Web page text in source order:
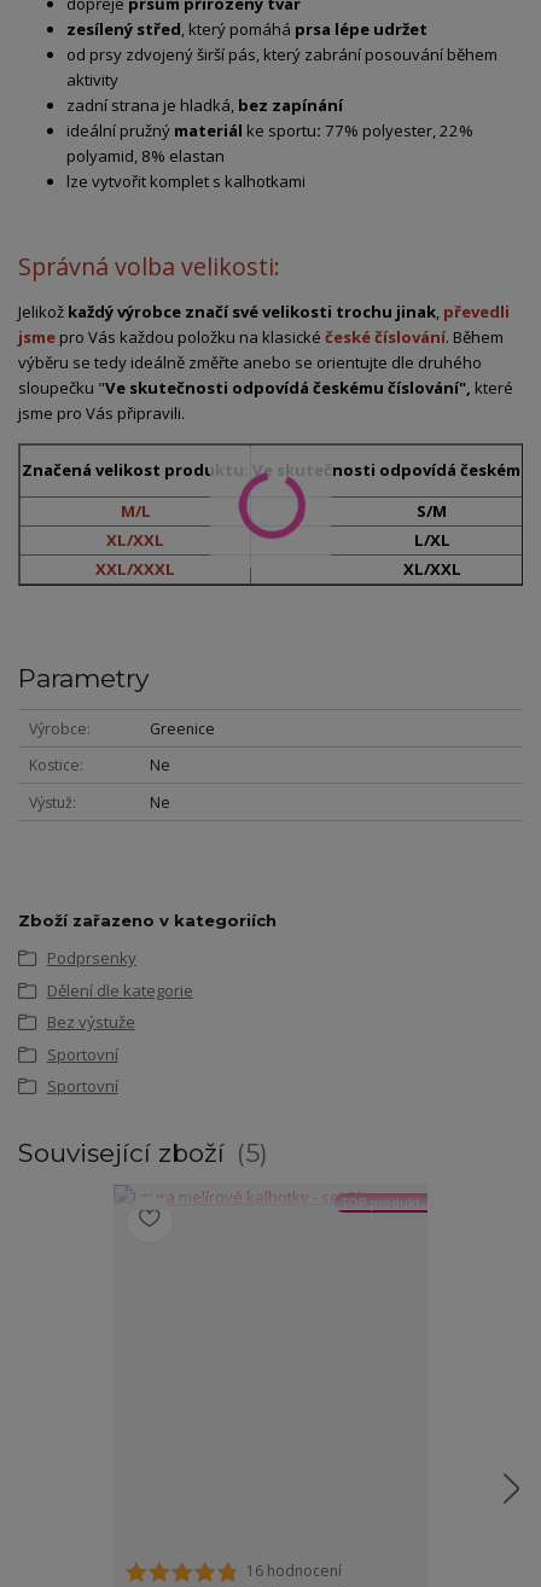
zesílený střed , který pomáhá prsa lépe udržet
od prsy zdvojený širší pás, který zabrání posouvání během
aktivity
zadní strana je hladká, bez zapínání
ideální pružný materiál ke sportu: 77% polyester, 22%
polyamid, 8% elastan
lze vytvořit komplet s kalhotkami
Správná volba velikosti:
Jelikož každý výrobce značí své velikosti trochu jinak převedli
jsme pro Vás každou položku na klasické české číslování. Během
výběru se tedy ideálně změřte anebo se orientujte dle druhého
sloupečku "Ve skutečnosti odpovídá českému číslování", které
jsme pro Vás připravili.
Značená velikost produktu: Ve skutečnosti odpovídá českému
M/L
S/M
XL/XXL
L/XL
XXL/XXXL
XL/XXL
Parametry
Výrobce
Greenice
Kostice
Ne
Výstuž
Ne
Zboží zařazeno v kategoriích
Podprsenky
Dělení dle kategorie
Bez výstuže
Sportovní
Sportovní
Související zboží 5
TOP produkt
16 hodnocení